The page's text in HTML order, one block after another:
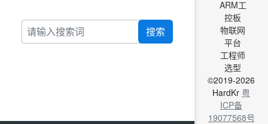
搜索
ARM工
控板
物联网
平台
工程师
选型
©2019-2026
HardKr 粤
ICP备
19077568号